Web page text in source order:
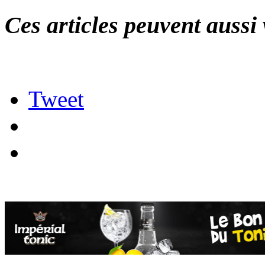
Ces articles peuvent
Tweet